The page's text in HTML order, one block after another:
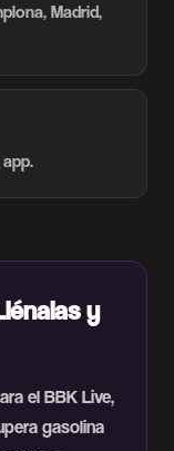
Madrid,
y
el BBK Live,
gasolina